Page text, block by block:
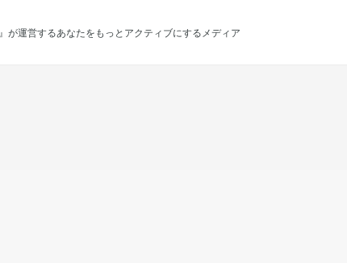
』が運営するあなたをもっとアクティブにするメディア